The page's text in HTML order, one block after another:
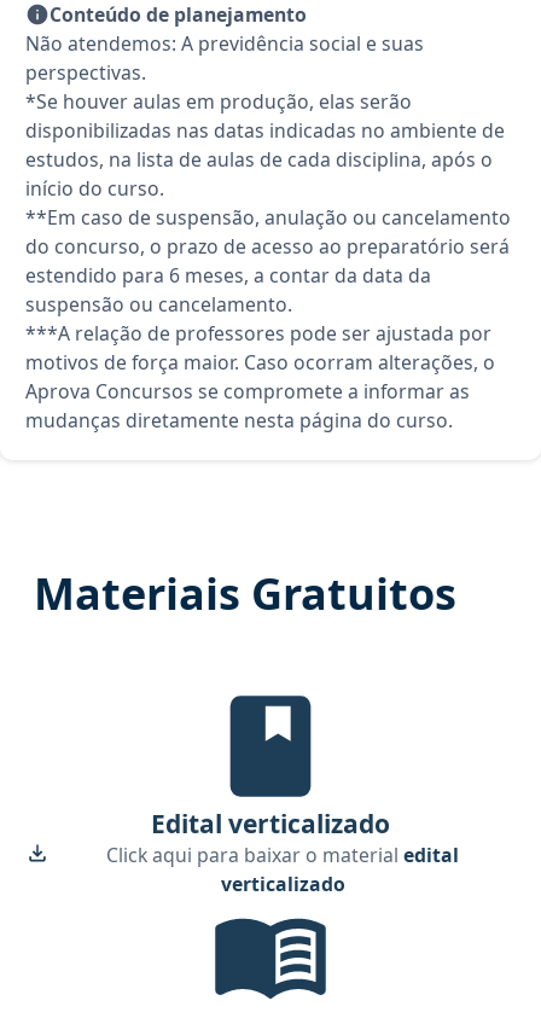
Conteúdo de planejamento
Não atendemos: A previdência social e suas
perspectivas.
*Se houver aulas em produção, elas serão
disponibilizadas nas datas indicadas no ambiente de
estudos, na lista de aulas de cada disciplina, após o
início do curso.
**Em caso de suspensão, anulação ou cancelamento
do concurso, o prazo de acesso ao preparatório será
estendido para 6 meses, a contar da data da
suspensão ou cancelamento.
***A relação de professores pode ser ajustada por
motivos de força maior. Caso ocorram alterações, o
Aprova Concursos se compromete a informar as
mudanças diretamente nesta página do curso.
Materiais Gratuitos
Edital Verticalizado, material
Edital verticalizado
Click aqui para baixar o materialedital
verticalizado